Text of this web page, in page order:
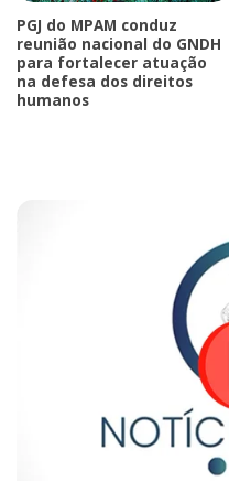
PGJ do MPAM conduz
reunião nacional do GNDH
para fortalecer atuação
na defesa dos direitos
humanos